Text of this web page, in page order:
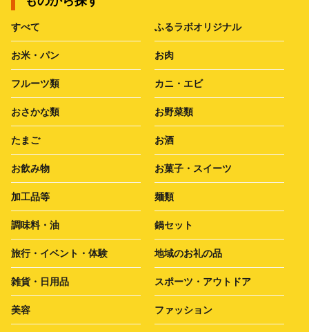
すべて ふるラボオリジナル
お米・パン お肉
フルーツ類 カニ・エビ
おさかな類 お野菜類
たまご お酒
お飲み物 お菓子・スイーツ
加工品等 麺類
調味料・油 鍋セット
旅行・イベント・体験 地域のお礼の品
雑貨・日用品 スポーツ・アウトドア
美容 ファッション